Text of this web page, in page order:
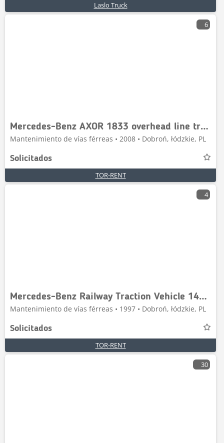
Laslo Truck
6
Mercedes-Benz AXOR 1833 overhead line truck Rail
Mantenimiento de vías férreas • 2008 • Dobroń, łódzkie, PL
Solicitados
TOR-RENT
4
Mercedes-Benz Railway Traction Vehicle 1420 Rail
Mantenimiento de vías férreas • 1997 • Dobroń, łódzkie, PL
Solicitados
TOR-RENT
30